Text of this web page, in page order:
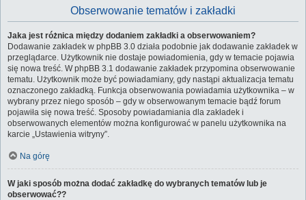
Obserwowanie tematów i zakładki
Jaka jest różnica między dodaniem zakładki a obserwowaniem?
Dodawanie zakładek w phpBB 3.0 działa podobnie jak dodawanie zakładek w
przeglądarce. Użytkownik nie dostaje powiadomienia, gdy w temacie pojawia
się nowa treść. W phpBB 3.1 dodawanie zakładek przypomina obserwowanie
tematu. Użytkownik może być powiadamiany, gdy nastąpi aktualizacja tematu
oznaczonego zakładką. Funkcja obserwowania powiadamia użytkownika – w
wybrany przez niego sposób – gdy w obserwowanym temacie bądź forum
pojawiła się nowa treść. Sposoby powiadamiania dla zakładek i
obserwowanych elementów można konfigurować w panelu użytkownika na
karcie „Ustawienia witryny”.
Na górę
W jaki sposób można dodać zakładkę do wybranych tematów lub je
obserwować??